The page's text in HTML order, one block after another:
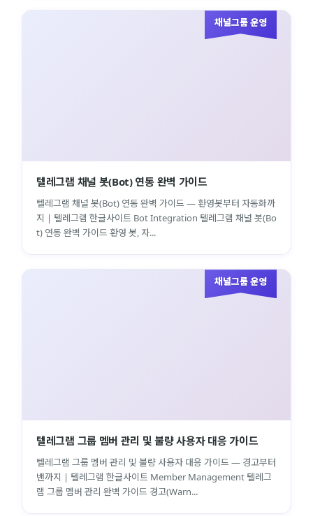
채널그룹 운영
텔레그램 채널 봇(Bot) 연동 완벽 가이드
텔레그램 채널 봇(Bot) 연동 완벽 가이드 — 환영봇부터 자동화까
지 | 텔레그램 한글사이트 Bot Integration 텔레그램 채널 봇(Bo
t) 연동 완벽 가이드 환영 봇, 자...
채널그룹 운영
텔레그램 그룹 멤버 관리 및 불량 사용자 대응 가이드
텔레그램 그룹 멤버 관리 및 불량 사용자 대응 가이드 — 경고부터
밴까지 | 텔레그램 한글사이트 Member Management 텔레그
램 그룹 멤버 관리 완벽 가이드 경고(Warn...